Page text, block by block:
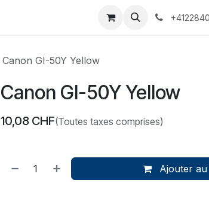
Événements Services
Canon GI-50Y Yellow
Canon GI-50Y Yellow
10,08CHF(Toutes taxes comprises)
Ajouter